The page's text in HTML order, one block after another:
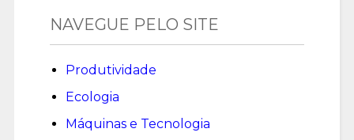
NAVEGUE PELO SITE
Produtividade
Ecologia
Máquinas e Tecnologia